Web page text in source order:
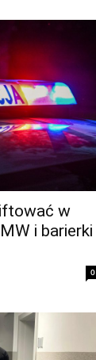
w
i barierki
0